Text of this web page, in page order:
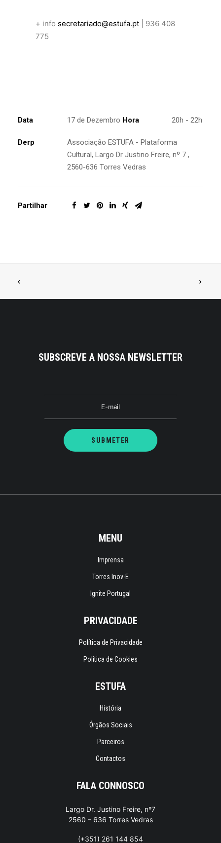
+ info secretariado@estufa.pt | 936 408
775
Data 17 de Dezembro Hora 20h - 22h
Derp
Associação ESTUFA - Plataforma
Cultural, Largo Dr Justino Freire, nº 7 ,
2560-636 Torres Vedras
Partilhar
SUBSCREVE A NOSSA NEWSLETTER
MENU
Imprensa
Torres Inov-E
Ignite Portugal
PRIVACIDADE
Política de Privacidade
Politica de Cookies
ESTUFA
História
Órgãos Sociais
Parceiros
Contactos
FALA CONNOSCO
Largo Dr. Justino Freire, nº7
2560 – 636 Torres Vedras
(+351) 261 144 854